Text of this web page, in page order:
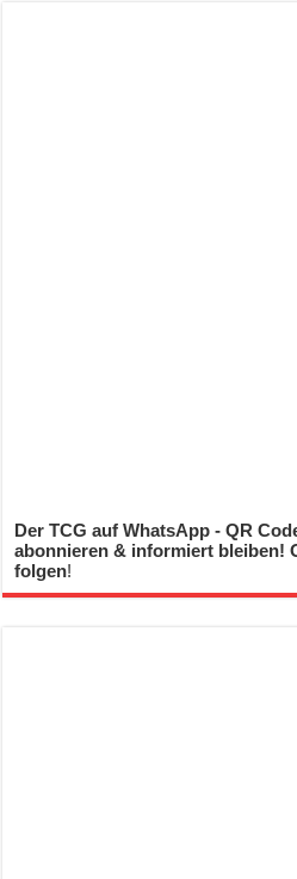
Der TCG auf WhatsApp - QR
abonnieren & informiert bleiben!
folgen!